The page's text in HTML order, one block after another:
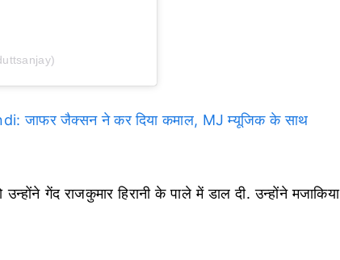
जाफर जैक्सन ने कर दिया कमाल, MJ म्यूजिक के साथ
गेंद राजकुमार हिरानी के पाले में डाल दी. उन्होंने मजाकिया